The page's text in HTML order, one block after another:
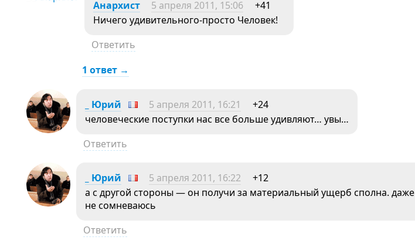
Анархист 5 апреля 2011, 15:06
+41
Ничего удивительного-просто Человек!
Ответить
1 ответ →
_ Юрий 5 апреля 2011, 16:21
+24
человеческие поступки нас все больше удивляют… увы…
Ответить
_ Юрий 5 апреля 2011, 16:22
+12
а с другой стороны — он получи за материальный ущерб сполна. даже
не сомневаюсь
Ответить